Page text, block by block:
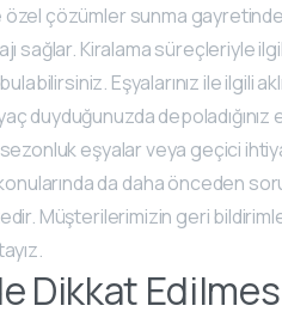
çözümler sunma
sağlar. Kiralama süreçleriyle
Eşyalarınız ile ilgili
duyduğunuzda
eşyalar veya geçici
da daha önceden
Müşterilerimizin geri
Dikkat